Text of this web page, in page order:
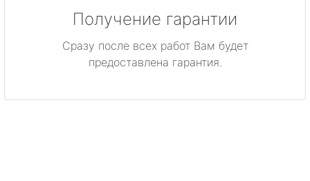
Получение гарантии
Сразу после всех работ Вам будет
предоставлена гарантия.